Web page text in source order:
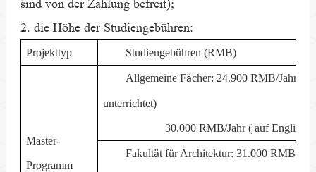
sind von der Zahlung befreit);
2. die Höhe der Studiengebühren:
Projekttyp Studiengebühren (RMB)
Master-
Programm
Allgemeine Fächer: 24.900 RMB/Jahr
unterrichtet)
30.000 RMB/Jahr ( auf Englisch
Fakultät für Architektur: 31.000 RMB/